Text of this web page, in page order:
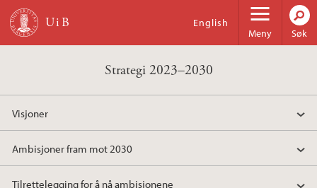
Hopp til hovedinnhold
Meny
English
Søk
Strategi 2023–2030
Visjoner
Ambisjoner fram mot 2030
Tilrettelegging for å nå ambisjonene